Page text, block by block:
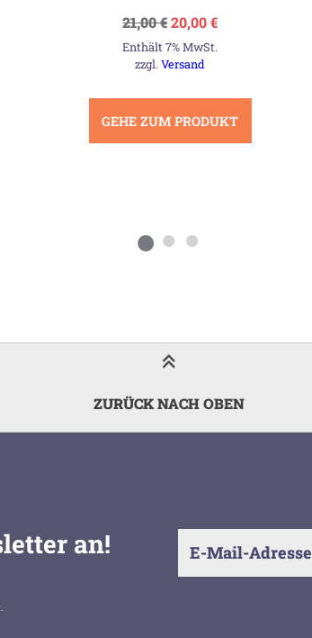
21,00€Ursprünglicher
Preis
war:
21,00 €
20,00€Aktueller
ist:
Enthält 7% MwSt.
zzgl.Versand
GEHE ZUM PRODUKT
ZURÜCK NACH OBEN
an!